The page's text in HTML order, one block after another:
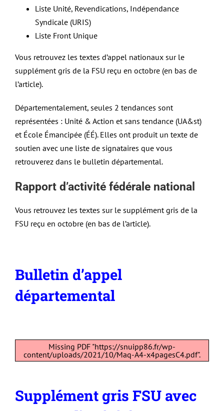
Liste Unité, Revendications, Indépendance
Syndicale (URIS)
Liste Front Unique
Vous retrouvez les textes d’appel nationaux sur le
supplément gris de la FSU reçu en octobre (en bas de
l’article).
Départementalement, seules 2 tendances sont
représentées : Unité & Action et sans tendance (UA&st)
et École Émancipée (ÉÉ). Elles ont produit un texte de
soutien avec une liste de signataires que vous
retrouverez dans le bulletin départemental.
Rapport d’activité fédérale national
Vous retrouvez les textes sur le supplément gris de la
FSU reçu en octobre (en bas de l’article).
Bulletin d’appel
départemental
Missing PDF "https://snuipp86.fr/wp-
content/uploads/2021/10/Maq-A4-x4pagesC4.pdf".
Supplément gris FSU avec